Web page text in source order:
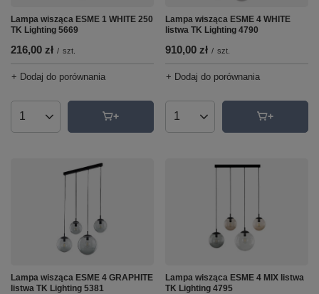
Lampa wisząca ESME 1 WHITE 250
TK Lighting 5669
216,00 zł / szt.
+ Dodaj do porównania
Ilość produktów
Lampa wisząca ESME 4 WHITE
listwa TK Lighting 4790
910,00 zł / szt.
+ Dodaj do porównania
Ilość produktów
Lampa wisząca ESME 4 GRAPHITE
listwa TK Lighting 5381
Lampa wisząca ESME 4 MIX listwa
TK Lighting 4795